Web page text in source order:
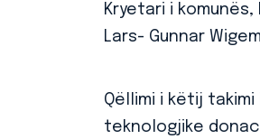
Kryetari i komunës,
Lars- Gunnar
Qëllimi i këtij
teknologjike